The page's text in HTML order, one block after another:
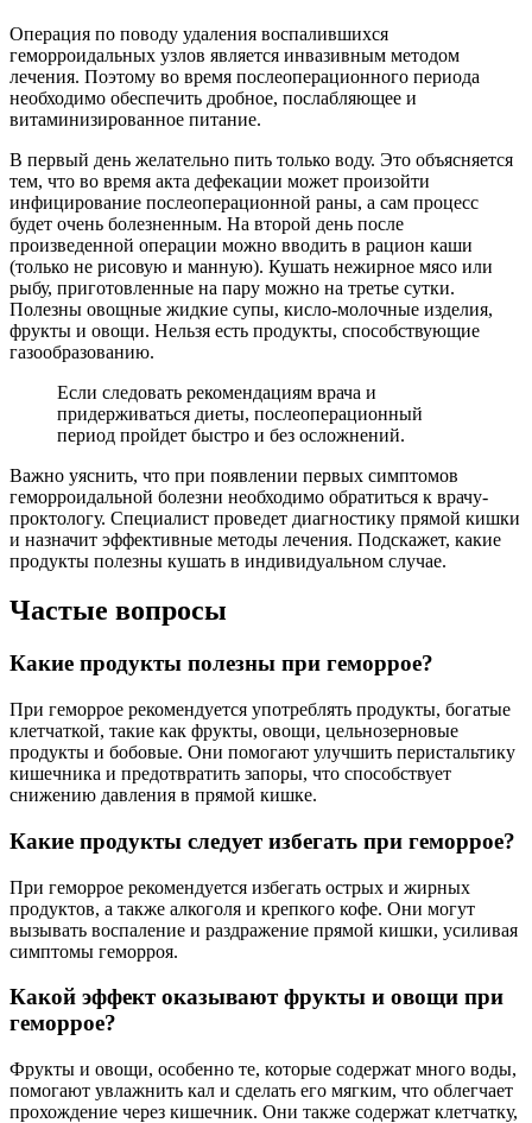
Операция по поводу удаления воспалившихся
геморроидальных узлов является инвазивным методом
лечения. Поэтому во время послеоперационного периода
необходимо обеспечить дробное, послабляющее и
витаминизированное питание.
В первый день желательно пить только воду. Это объясняется
тем, что во время акта дефекации может произойти
инфицирование послеоперационной раны, а сам процесс
будет очень болезненным. На второй день после
произведенной операции можно вводить в рацион каши
(только не рисовую и манную). Кушать нежирное мясо или
рыбу, приготовленные на пару можно на третье сутки.
Полезны овощные жидкие супы, кисло-молочные изделия,
фрукты и овощи. Нельзя есть продукты, способствующие
газообразованию.
Если следовать рекомендациям врача и
придерживаться диеты, послеоперационный
период пройдет быстро и без осложнений.
Важно уяснить, что при появлении первых симптомов
геморроидальной болезни необходимо обратиться к врачу-
проктологу. Специалист проведет диагностику прямой кишки
и назначит эффективные методы лечения. Подскажет, какие
продукты полезны кушать в индивидуальном случае.
Частые вопросы
Какие продукты полезны при геморрое?
При геморрое рекомендуется употреблять продукты, богатые
клетчаткой, такие как фрукты, овощи, цельнозерновые
продукты и бобовые. Они помогают улучшить перистальтику
кишечника и предотвратить запоры, что способствует
снижению давления в прямой кишке.
Какие продукты следует избегать при геморрое?
При геморрое рекомендуется избегать острых и жирных
продуктов, а также алкоголя и крепкого кофе. Они могут
вызывать воспаление и раздражение прямой кишки, усиливая
симптомы геморроя.
Какой эффект оказывают фрукты и овощи при
геморрое?
Фрукты и овощи, особенно те, которые содержат много воды,
помогают увлажнить кал и сделать его мягким, что облегчает
прохождение через кишечник. Они также содержат клетчатку,